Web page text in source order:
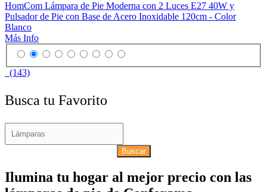
HomCom Lámpara de Pie Moderna con 2 Luces E27 40W y
Pulsador de Pie con Base de Acero Inoxidable 120cm - Color
Blanco
Más Info
(143)
Busca tu Favorito
Buscar
Ilumina tu hogar al mejor precio con las